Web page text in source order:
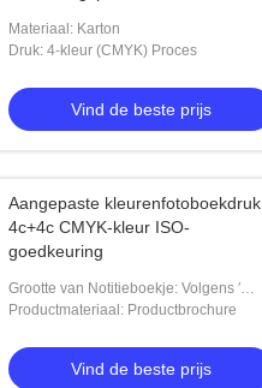
Materiaal: Karton
Druk: 4-kleur (CMYK) Proces
Vind de beste prijs
Aangepaste kleurenfotoboekdruk
4c+4c CMYK-kleur ISO-
goedkeuring
Grootte van Notitieboekje: Volgens ′
cliënt-Specifieke Vereisten
Productmateriaal: Productbrochure
Vind de beste prijs